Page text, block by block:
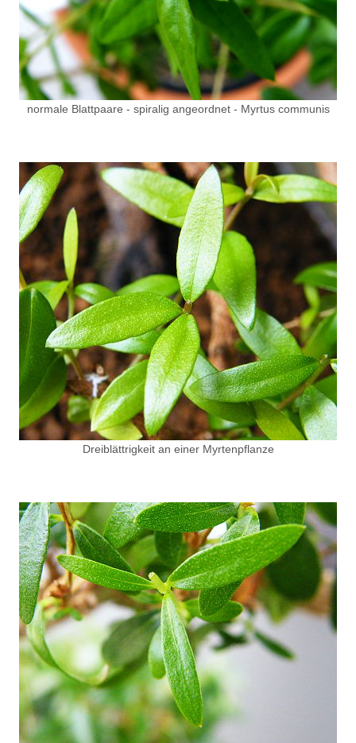
normale Blattpaare - spiralig angeordnet - Myrtus communis
Dreiblättrigkeit an einer Myrtenpflanze